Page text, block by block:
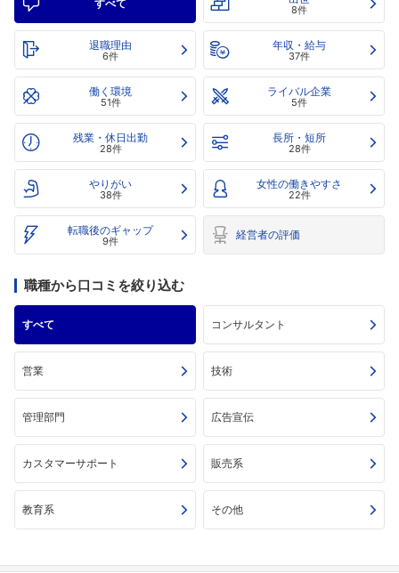
すべて 8件
退職理由
6件
年収・給与
37件
働く環境
51件
ライバル企業
5件
残業・休日出勤
28件
長所・短所
28件
やりがい
38件
女性の働きやすさ
22件
転職後のギャップ
9件 経営者の評価
職種から口コミを絞り込む
すべて コンサルタント
営業 技術
管理部門 広告宣伝
カスタマーサポート 販売系
教育系 その他